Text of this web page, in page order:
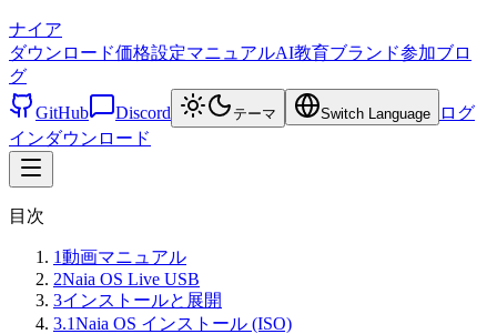
ナイア
ダウンロード価格設定マニュアルAI教育ブランド参加ブロ
グ
GitHub
Discord テーマ Switch Language
ログ
インダウンロード
目次
1動画マニュアル
2Naia OS Live USB
3インストールと展開
3.1Naia OS インストール (ISO)